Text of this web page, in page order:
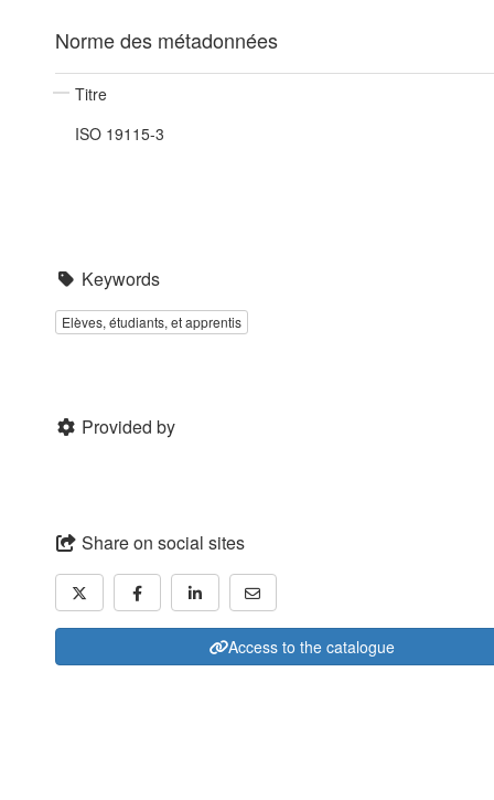
Norme des métadonnées
Titre
ISO 19115-3
Keywords
Elèves, étudiants, et apprentis
Provided by
Share on social sites
Access to the catalogue